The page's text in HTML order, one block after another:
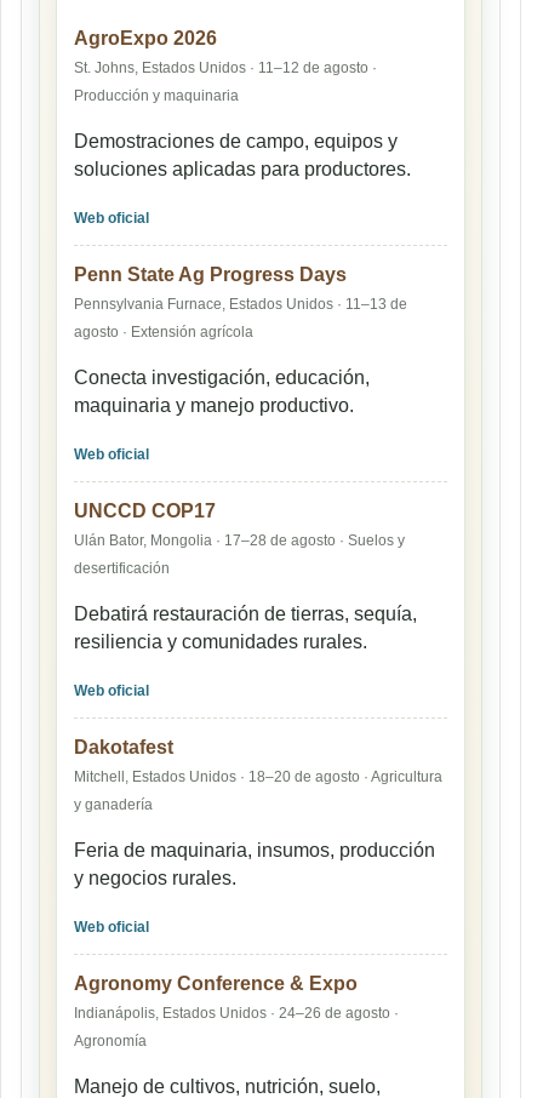
AgroExpo 2026
St. Johns, Estados Unidos · 11–12 de agosto ·
Producción y maquinaria
Demostraciones de campo, equipos y
soluciones aplicadas para productores.
Web oficial
Penn State Ag Progress Days
Pennsylvania Furnace, Estados Unidos · 11–13 de
agosto · Extensión agrícola
Conecta investigación, educación,
maquinaria y manejo productivo.
Web oficial
UNCCD COP17
Ulán Bator, Mongolia · 17–28 de agosto · Suelos y
desertificación
Debatirá restauración de tierras, sequía,
resiliencia y comunidades rurales.
Web oficial
Dakotafest
Mitchell, Estados Unidos · 18–20 de agosto · Agricultura
y ganadería
Feria de maquinaria, insumos, producción
y negocios rurales.
Web oficial
Agronomy Conference & Expo
Indianápolis, Estados Unidos · 24–26 de agosto ·
Agronomía
Manejo de cultivos, nutrición, suelo,